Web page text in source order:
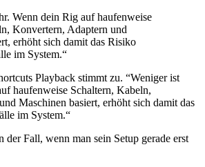
Wenn dein Rig auf haufenweise
Konvertern, Adaptern und
erhöht sich damit das Risiko
im System.“
Playback stimmt zu. “Weniger ist
haufenweise Schaltern, Kabeln,
Maschinen basiert, erhöht sich damit das
im System.“
der Fall, wenn man sein Setup gerade erst